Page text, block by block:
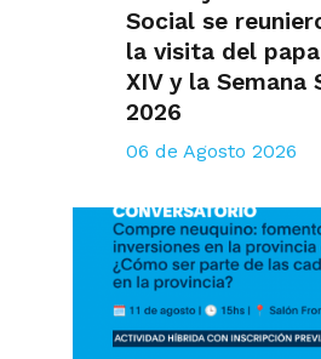
Social se
la visita del
XIV y la Semana
2026
06 de Agosto 2026